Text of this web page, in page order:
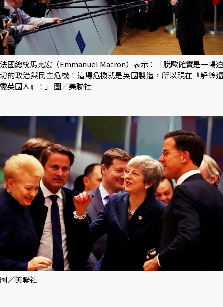
法國總統馬克宏（Emmanuel Macron）表示：「脫歐確實是一場迫
切的政治與民主危機！這場危機就是英國製造，所以現在『解鈴還
需英國人』！」 圖／美聯社
圖／美聯社